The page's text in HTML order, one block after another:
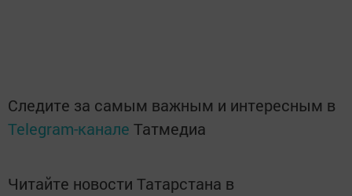
Следите за самым важным и интересным в
Telegram-канале Татмедиа
Читайте новости Татарстана в